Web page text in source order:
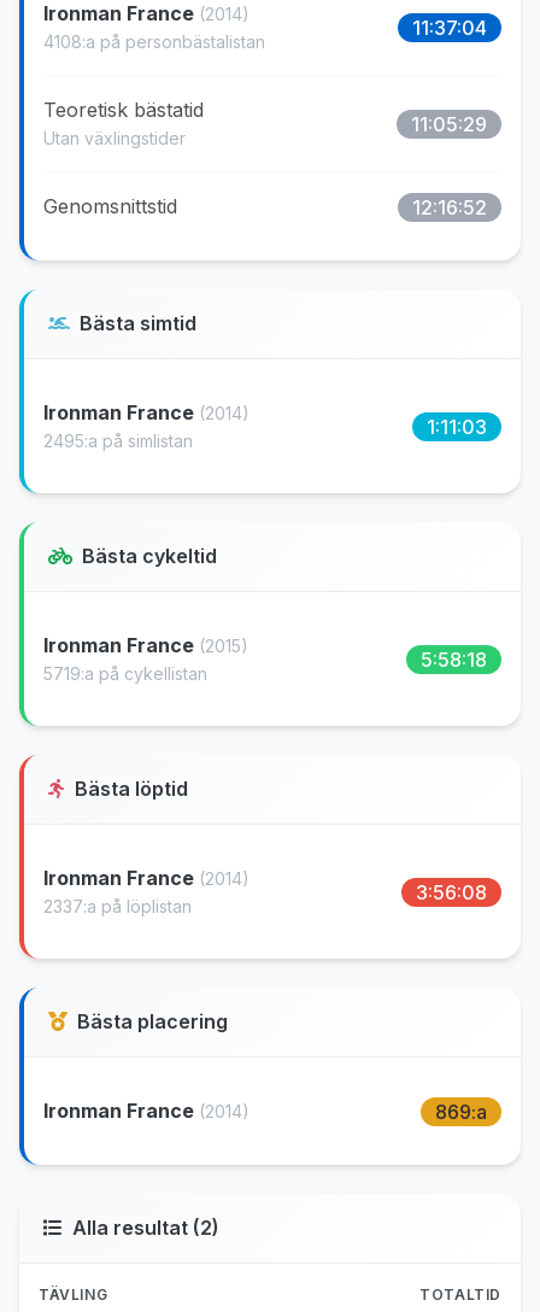
Ironman France (2014)
4108:a på personbästalistan
11:37:04
Teoretisk bästatid
Utan växlingstider
11:05:29
Genomsnittstid 12:16:52
Bästa simtid
Ironman France (2014)
2495:a på simlistan
1:11:03
Bästa cykeltid
Ironman France (2015)
5719:a på cykellistan
5:58:18
Bästa löptid
Ironman France (2014)
2337:a på löplistan
3:56:08
Bästa placering
Ironman France (2014) 869:a
Alla resultat (2)
TÄVLING TOTALTID